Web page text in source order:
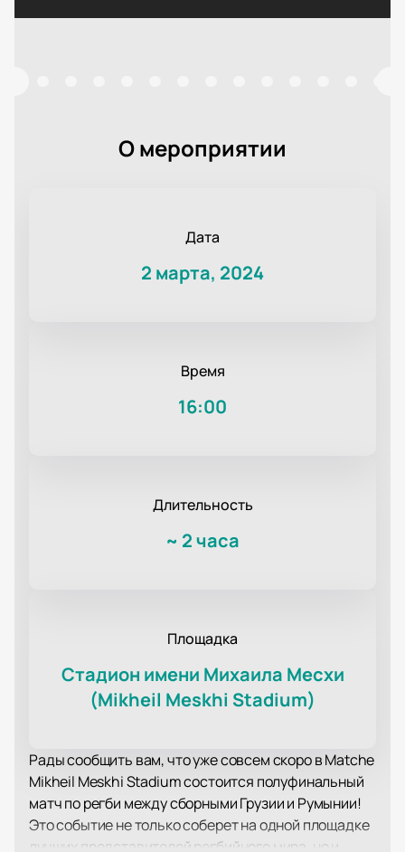
О мероприятии
Дата
2 марта, 2024
Время
16:00
Длительность
~ 2 часа
Площадка
Стадион имени Михаила Месхи
(Mikheil Meskhi Stadium)
Рады сообщить вам, что уже совсем скоро в Matche
Mikheil Meskhi Stadium состоится полуфинальный
матч по регби между сборными Грузии и Румынии!
Это событие не только соберет на одной площадке
лучших представителей регбийного мира, но и